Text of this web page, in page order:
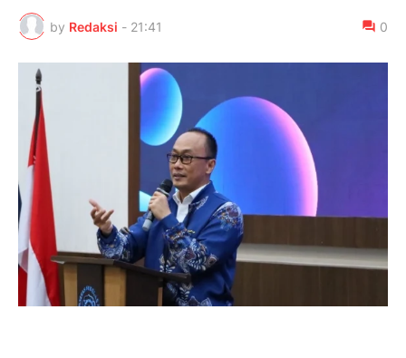
by Redaksi - 21:41 0